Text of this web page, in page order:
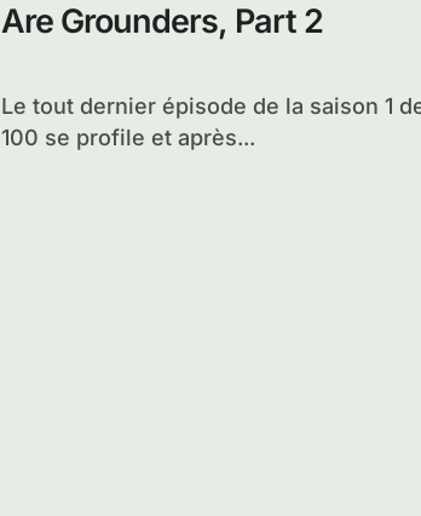
Are Grounders, Part 2
Le tout dernier épisode de la saison 1 de The
100 se profile et après...